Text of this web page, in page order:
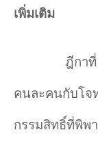
เพิ่มเติม
ฎีกา
คนละคนกับโจ
กรรมสิทธิ์ที่พิพ